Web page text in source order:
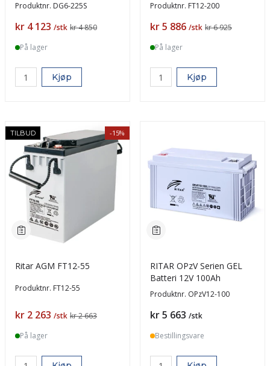
Produktnr. DG6-225S
Pris
kr 4 123 /stk kr 4 850
På lager
Kjøp
Produktnr. FT12-200
Pris
kr 5 886 /stk kr 6 925
På lager
Kjøp
TILBUD -15%
Ritar AGM FT12-55
Produktnr. FT12-55
Pris
kr 2 263 /stk kr 2 663
På lager
RITAR OPzV Serien GEL
Batteri 12V 100Ah
Produktnr. OPzV12-100
Pris
kr 5 663 /stk
Bestillingsvare